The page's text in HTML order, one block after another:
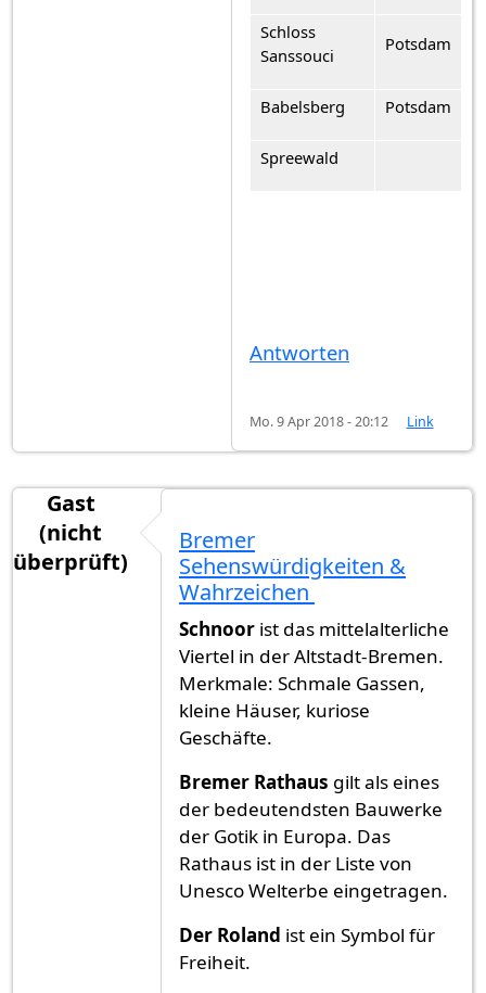
Schloss
Sanssouci
Potsdam
Babelsberg Potsdam
Spreewald
Antworten
Mo. 9 Apr 2018 - 20:12 Link
Gast
(nicht
überprüft)
Bremer
Sehenswürdigkeiten &
Wahrzeichen
Schnoor ist das mittelalterliche
Viertel in der Altstadt-Bremen.
Merkmale: Schmale Gassen,
kleine Häuser, kuriose
Geschäfte.
Bremer Rathaus gilt als eines
der bedeutendsten Bauwerke
der Gotik in Europa. Das
Rathaus ist in der Liste von
Unesco Welterbe eingetragen.
Der Roland ist ein Symbol für
Freiheit.